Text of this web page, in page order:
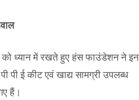
को ध्यान में रखते हुए हंस फाउंडेशन ने इन
पी ई कीट एवं खाद्य सामग्री उपलब्ध
हैं।